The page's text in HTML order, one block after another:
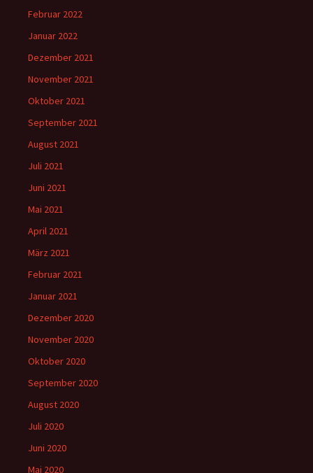
Februar 2022
Januar 2022
Dezember 2021
November 2021
Oktober 2021
September 2021
August 2021
Juli 2021
Juni 2021
Mai 2021
April 2021
März 2021
Februar 2021
Januar 2021
Dezember 2020
November 2020
Oktober 2020
September 2020
August 2020
Juli 2020
Juni 2020
Mai 2020